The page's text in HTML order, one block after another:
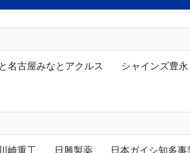
名古屋みなとアクルス シャインズ豊永
川崎重工 日興製薬 日本ガイシ知多事